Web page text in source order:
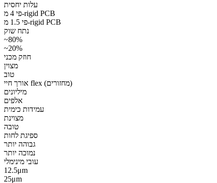
עלות יחסית
פי 4 מ-rigid PCB
פי 1.5 מ-rigid PCB
נתח שוק
~80%
~20%
חוזק מכני
מצוין
טוב
אורך חיי flex (מחזורים)
מיליונים
אלפים
עמידות כימית
מצוינת
טובה
ספיגת לחות
גבוהה יותר
נמוכה יותר
עובי מינימלי
12.5μm
25μm